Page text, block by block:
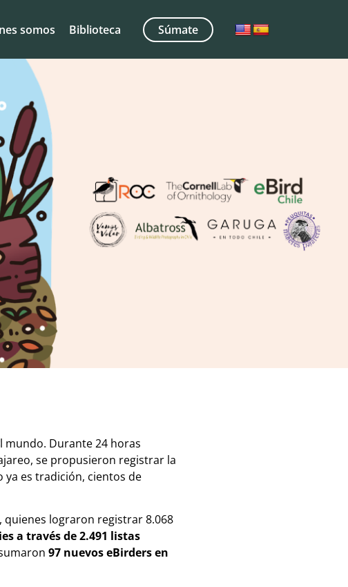
somos Biblioteca Súmate
mundo. Durante 24 horas
se propusieron registrar la
ya es tradición, cientos de
quienes lograron registrar 8.068
a través de 2.491 listas
97 nuevos eBirders en